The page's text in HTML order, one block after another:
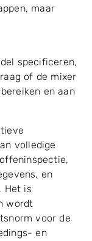
maar
specificeren,
of de mixer
en aan
volledige
en
Het is
wordt
voor de
en